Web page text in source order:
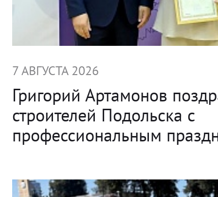
7 АВГУСТА 2026
Григорий Артамонов
строителей Подольска с
профессиональным